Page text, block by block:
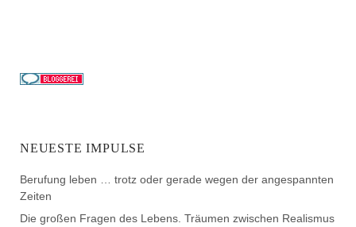
NEUESTE IMPULSE
Berufung leben … trotz oder gerade wegen der angespannten
Zeiten
Die großen Fragen des Lebens. Träumen zwischen Realismus